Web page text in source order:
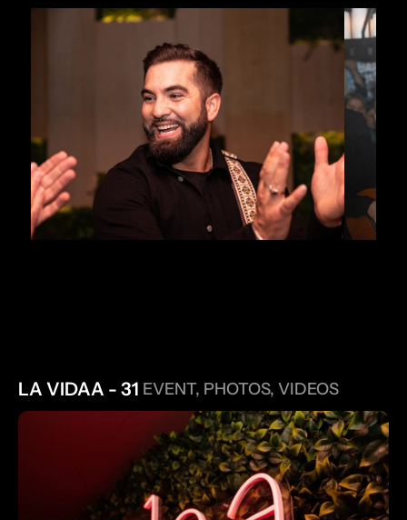
LA VIDAA - 31 EVENT, PHOTOS, VIDEOS